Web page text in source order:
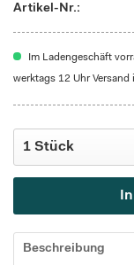
Artikel-Nr.:
Im Ladengeschäft
werktags 12 Uhr Versand
Beschreibung